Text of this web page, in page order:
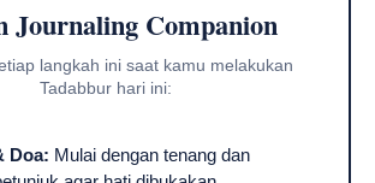
Journaling Companion
langkah ini saat kamu melakukan
Tadabbur hari ini:
Doa: Mulai dengan tenang dan